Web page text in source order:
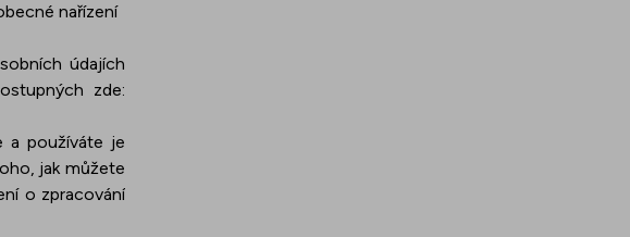
nařízení
údajích
zde:
a používáte je
jak můžete
o zpracování